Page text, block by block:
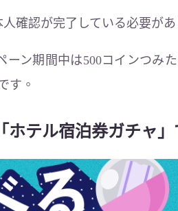
確認が完了している必要が
ン期間中は500コインつみ
す。
テル宿泊券ガチャ」